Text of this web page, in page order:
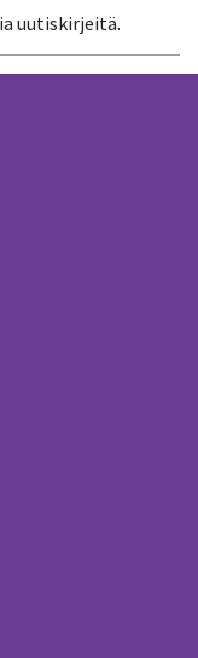
uutiskirjeitä.